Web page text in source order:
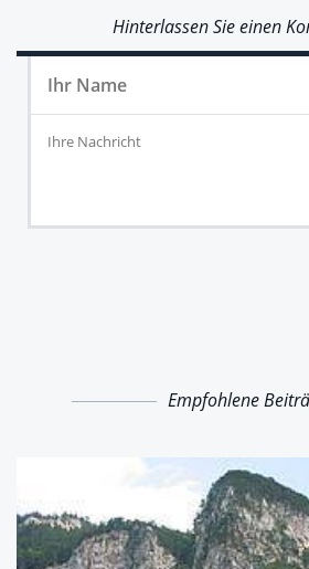
Hinterlassen Sie einen
Empfohlene